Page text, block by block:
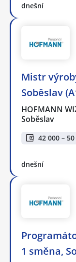
dnešní
Mistr
Soběslav
HOFMANN
Soběslav
42 000 –
dnešní
1 směna,